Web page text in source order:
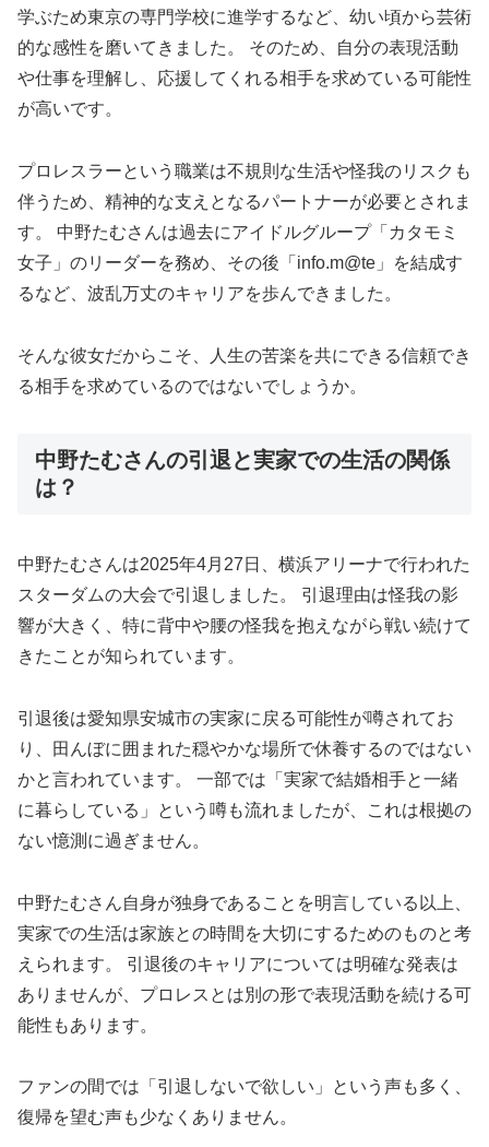
学ぶため東京の専門学校に進学するなど、幼い頃から芸術
的な感性を磨いてきました。 そのため、自分の表現活動
や仕事を理解し、応援してくれる相手を求めている可能性
が高いです。
プロレスラーという職業は不規則な生活や怪我のリスクも
伴うため、精神的な支えとなるパートナーが必要とされま
す。 中野たむさんは過去にアイドルグループ「カタモミ
女子」のリーダーを務め、その後「info.m@te」を結成す
るなど、波乱万丈のキャリアを歩んできました。
そんな彼女だからこそ、人生の苦楽を共にできる信頼でき
る相手を求めているのではないでしょうか。
中野たむさんの引退と実家での生活の関係
は？
中野たむさんは2025年4月27日、横浜アリーナで行われた
スターダムの大会で引退しました。 引退理由は怪我の影
響が大きく、特に背中や腰の怪我を抱えながら戦い続けて
きたことが知られています。
引退後は愛知県安城市の実家に戻る可能性が噂されてお
り、田んぼに囲まれた穏やかな場所で休養するのではない
かと言われています。 一部では「実家で結婚相手と一緒
に暮らしている」という噂も流れましたが、これは根拠の
ない憶測に過ぎません。
中野たむさん自身が独身であることを明言している以上、
実家での生活は家族との時間を大切にするためのものと考
えられます。 引退後のキャリアについては明確な発表は
ありませんが、プロレスとは別の形で表現活動を続ける可
能性もあります。
ファンの間では「引退しないで欲しい」という声も多く、
復帰を望む声も少なくありません。